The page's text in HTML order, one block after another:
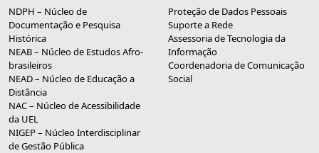
NDPH – Núcleo de
Documentação e Pesquisa
Histórica
NEAB – Núcleo de Estudos Afro-
brasileiros
NEAD – Núcleo de Educação a
Distância
NAC – Núcleo de Acessibilidade
da UEL
NIGEP – Núcleo Interdisciplinar
de Gestão Pública
Proteção de Dados Pessoais
Suporte a Rede
Assessoria de Tecnologia da
Informação
Coordenadoria de Comunicação
Social